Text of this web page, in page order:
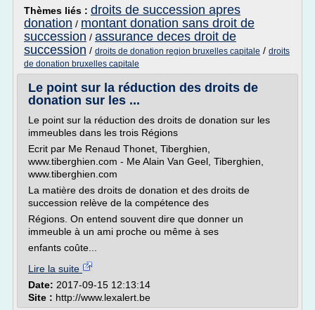
Thèmes liés : droits de succession apres
donation / montant donation sans droit de
succession / assurance deces droit de
succession / droits de donation region bruxelles capitale / droits
de donation bruxelles capitale
Le point sur la réduction des droits de
donation sur les ...
Le point sur la réduction des droits de donation sur les
immeubles dans les trois Régions
Ecrit par Me Renaud Thonet, Tiberghien,
www.tiberghien.com - Me Alain Van Geel, Tiberghien,
www.tiberghien.com
La matière des droits de donation et des droits de
succession relève de la compétence des
Régions. On entend souvent dire que donner un
immeuble à un ami proche ou même à ses
enfants coûte...
Lire la suite
Date: 2017-09-15 12:13:14
Site : http://www.lexalert.be